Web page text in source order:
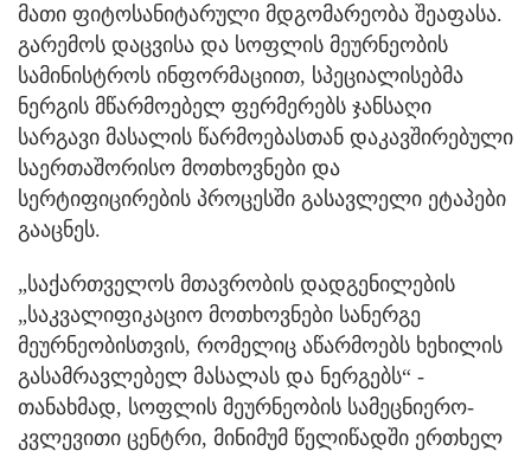
მათი ფიტოსანიტარული მდგომარეობა შეაფასა.
გარემოს დაცვისა და სოფლის მეურნეობის
სამინისტროს ინფორმაციით, სპეციალისებმა
ნერგის მწარმოებელ ფერმერებს ჯანსაღი
სარგავი მასალის წარმოებასთან დაკავშირებული
საერთაშორისო მოთხოვნები და
სერტიფიცირების პროცესში გასავლელი ეტაპები
გააცნეს.
„საქართველოს მთავრობის დადგენილების
„საკვალიფიკაციო მოთხოვნები სანერგე
მეურნეობისთვის, რომელიც აწარმოებს ხეხილის
გასამრავლებელ მასალას და ნერგებს“ -
თანახმად, სოფლის მეურნეობის სამეცნიერო-
კვლევითი ცენტრი, მინიმუმ წელიწადში ერთხელ